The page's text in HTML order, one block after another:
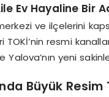
Ev Hayaline Bir
ve ilçelerini
TOKİ’nin resmi
yeni
Büyük